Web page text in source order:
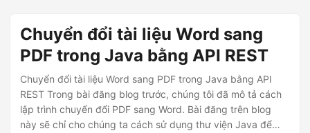
Chuyển đổi tài liệu Word sang
PDF trong Java bằng API REST
Chuyển đổi tài liệu Word sang PDF trong Java bằng API
REST Trong bài đăng blog trước, chúng tôi đã mô tả cách
lập trình chuyển đổi PDF sang Word. Bài đăng trên blog
này sẽ chỉ cho chúng ta cách sử dụng thư viện Java để